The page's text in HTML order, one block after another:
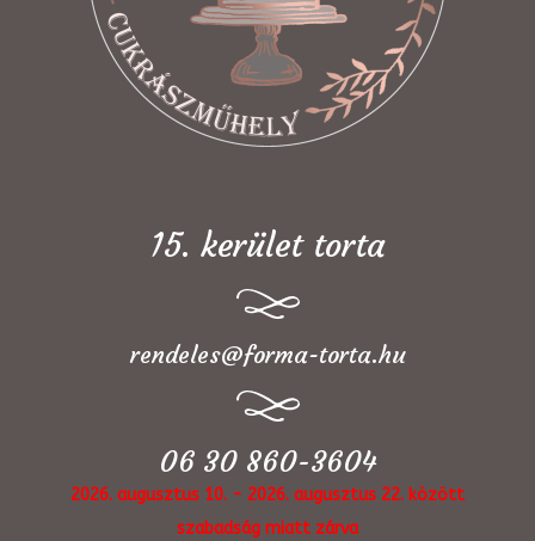
15. kerület torta
rendeles@forma-torta.hu
06 30 860-3604
2026. augusztus 10. - 2026. augusztus 22. között
szabadság miatt zárva